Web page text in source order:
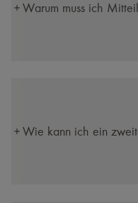
Warum muss ich
Wie kann ich ein